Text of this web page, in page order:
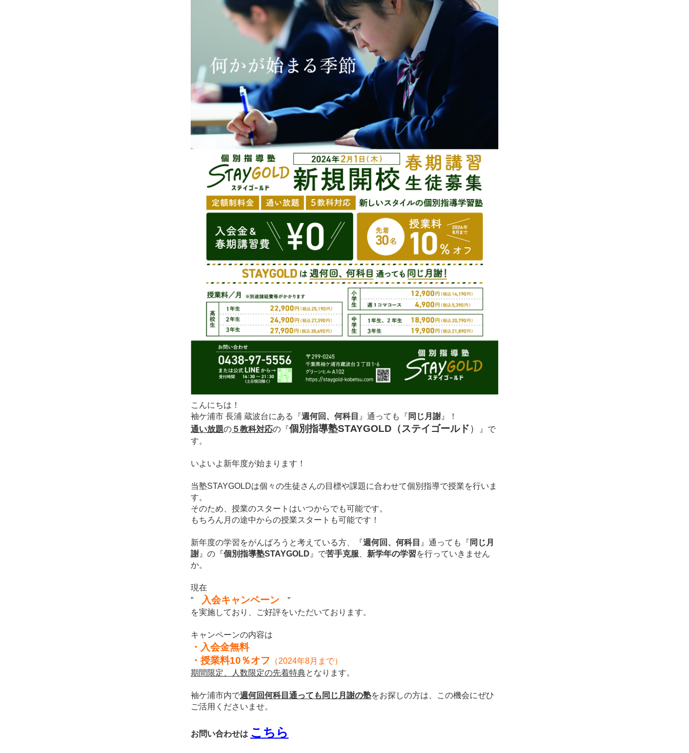
こんにちは！
袖ケ浦市 長浦 蔵波台にある
『週何回、何科目 』通っても 『 同じ月謝 』！
通い放題の ５教科対応の 『個別指導塾STAYGOLD（ステイゴールド） 』 で
す。
いよいよ 新年度が始まります！
当塾STAYGOLDは個々の生徒さんの目標や課題に合わせて個別指導で授業を行いま
す。
そのため、授業のスタートはいつからでも可能です。
もちろん月の途中からの授業スタートも可能です！
新年度の学習をがんばろうと考えている方、『週何回、何科目 』通っても『 同じ月
謝 』 の 『個別指導塾STAYGOLD 』で苦手克服 新学年の学習を行っていきません
か。
現在
”
入会キャンペーン ”
を実施しており、ご好評をいただいております。
キャンペーンの内容は
・入会金無料
・授業料10％オフ （2024年8月まで）
期間限定、人数限定の先着特典となります。
袖ケ浦市内で週何回何科目通っても同じ月謝の塾をお探しの方は、
この機会にぜひ
ご活用くださいませ。
お問い合わせは こちら